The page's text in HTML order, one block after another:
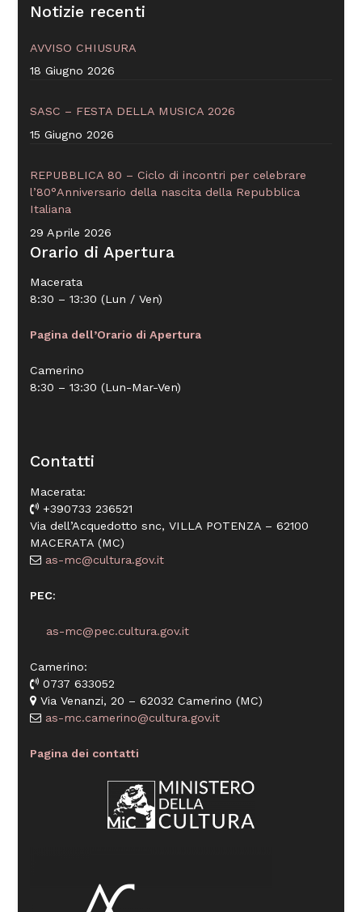
Notizie recenti
AVVISO CHIUSURA
18 Giugno 2026
SASC – FESTA DELLA MUSICA 2026
15 Giugno 2026
REPUBBLICA 80 – Ciclo di incontri per celebrare
l’80°Anniversario della nascita della Repubblica
Italiana
29 Aprile 2026
Orario di Apertura
Macerata
8:30 – 13:30 (Lun / Ven)
Pagina dell’Orario di Apertura
Camerino
8:30 – 13:30 (Lun-Mar-Ven)
Contatti
Macerata:
+390733 236521
Via dell’Acquedotto snc, VILLA POTENZA – 62100
MACERATA (MC)
as-mc@cultura.gov.it
PEC:
as-mc@pec.cultura.gov.it
Camerino:
0737 633052
Via Venanzi, 20 – 62032 Camerino (MC)
as-mc.camerino@cultura.gov.it
Pagina dei contatti